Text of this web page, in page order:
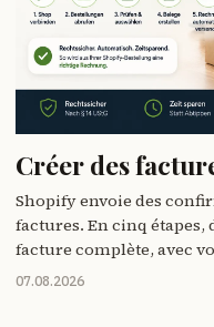
Créer des
Shopify envoie des
factures. En cinq étapes,
facture complète, avec
correcte et l'envoi
07.08.2026